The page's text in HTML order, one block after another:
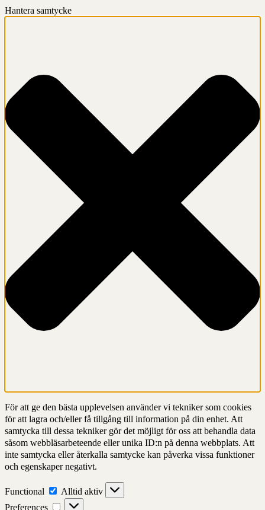
Hantera samtycke
För att ge den bästa upplevelsen använder vi tekniker som cookies
för att lagra och/eller få tillgång till information på din enhet. Att
samtycka till dessa tekniker gör det möjligt för oss att behandla data
såsom webbläsarbeteende eller unika ID:n på denna webbplats. Att
inte samtycka eller återkalla samtycke kan påverka vissa funktioner
och egenskaper negativt.
Functional Functional
Alltid aktiv
Preferences
Preferences